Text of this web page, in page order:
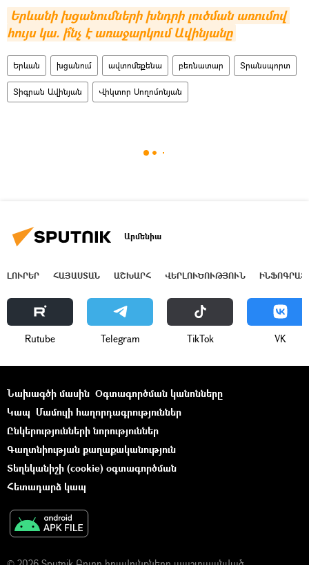
Երևանի խցանումների խնդրի լուծման առումով
հույս կա. ի՞նչ է առաջարկում Ավինյանը
Երևան խցանում ավտոմեքենա բեռնատար Տրանսպորտ
Տիգրան Ավինյան Վիկտոր Սողոմոնյան
Արմենիա
ԼՈՒՐԵՐ ՀԱՅԱՍՏԱՆ ԱՇԽԱՐՀ ՎԵՐԼՈՒԾՈՒԹՅՈՒՆ
Rutube Telegram ТikТоk VK
Նախագծի մասին Օգտագործման կանոնները
Կապ Մամուլի հաղորդագրություններ
Ընկերությունների նորություններ
Գաղտնիության քաղաքականություն
Տեղեկանիշի (cookie) օգտագործման
Հետադարձ կապ